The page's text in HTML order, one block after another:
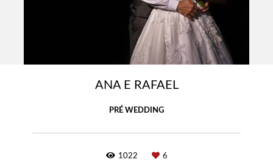
ANA E RAFAEL
PRÉ WEDDING
1022 6